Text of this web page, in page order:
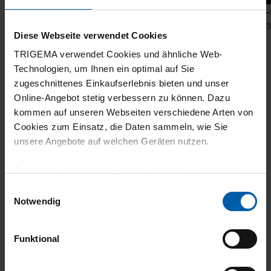
Diese Webseite verwendet Cookies
TRIGEMA verwendet Cookies und ähnliche Web-
Technologien, um Ihnen ein optimal auf Sie
zugeschnittenes Einkaufserlebnis bieten und unser
Online-Angebot stetig verbessern zu können. Dazu
kommen auf unseren Webseiten verschiedene Arten von
Cookies zum Einsatz, die Daten sammeln, wie Sie
unsere Angebote auf welchen Geräten nutzen.
grundlegende Funktionen wie etwa zur Auswahl und
gewährleisten.
Notwendig
Funktional
T-Shirt DELUXE Cotton
from